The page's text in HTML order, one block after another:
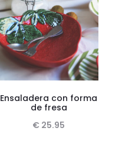
Ensaladera con forma
de fresa
€ 25.95